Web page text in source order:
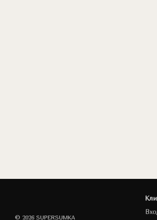
© 2026 SUPERSUMKA